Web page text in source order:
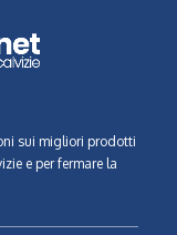
sui migliori prodotti
e per fermare la